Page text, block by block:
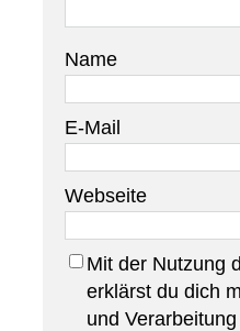
Name
E-Mail
Webseite
Mit der Nutzung
erklärst du dich
und